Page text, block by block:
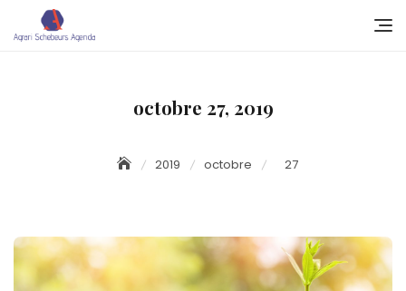
octobre 27, 2019
2019 octobre 27